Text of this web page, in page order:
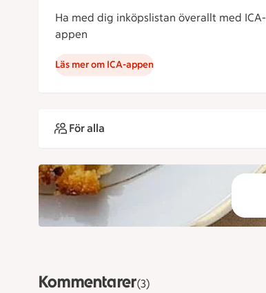
Ha med dig inköpslistan överallt med ICA-
appen
Läs mer om ICA-appen
För alla
Kommentarer(3)